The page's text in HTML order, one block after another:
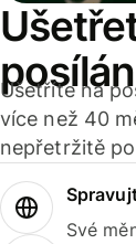
Ušetříte na
více než 40
nepřetržitě
Své